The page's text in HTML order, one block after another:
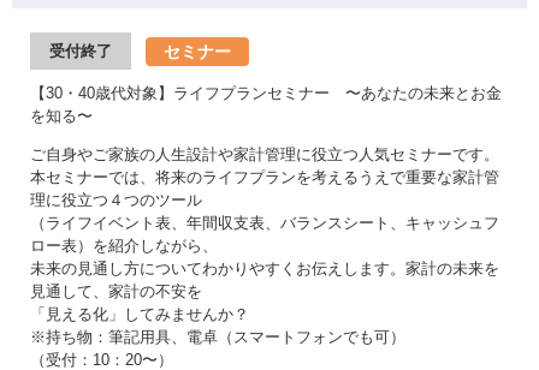
受付終了 セミナー
【30・40歳代対象】ライフプランセミナー 〜あなたの未来とお金
を知る〜
ご自身やご家族の人生設計や家計管理に役立つ人気セミナーです。
本セミナーでは、将来のライフプランを考えるうえで重要な家計管
理に役立つ４つのツール
（ライフイベント表、年間収支表、バランスシート、キャッシュフ
ロー表）を紹介しながら、
未来の見通し方についてわかりやすくお伝えします。家計の未来を
見通して、家計の不安を
「見える化」してみませんか？
※持ち物：筆記用具、電卓（スマートフォンでも可）
（受付：10：20〜）